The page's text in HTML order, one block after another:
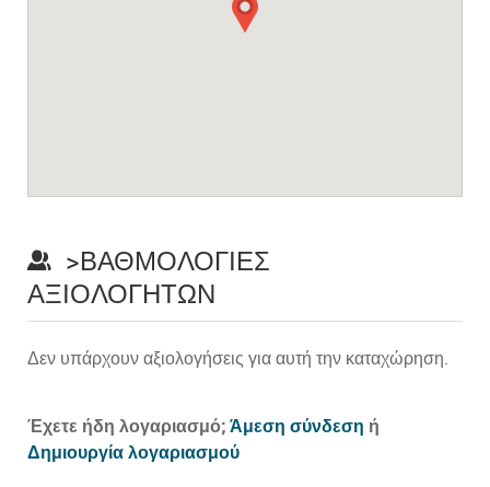
>ΒΑΘΜΟΛΟΓΊΕΣ
ΑΞΙΟΛΟΓΗΤΏΝ
Δεν υπάρχουν αξιολογήσεις για αυτή την καταχώρηση.
Έχετε ήδη λογαριασμό; Άμεση σύνδεση ή
Δημιουργία λογαριασμού